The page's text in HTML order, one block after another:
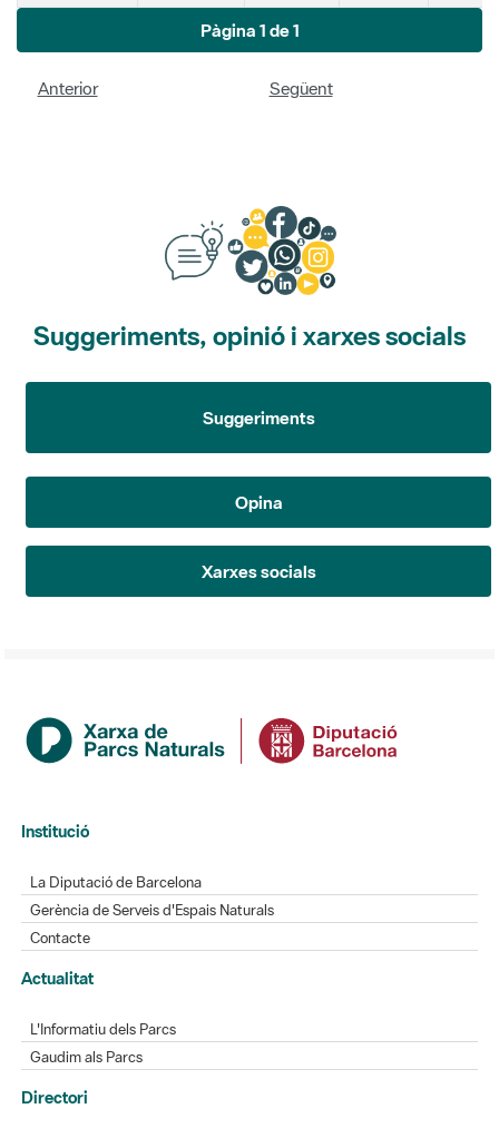
Pàgina 1 de 1
Anterior Següent
Suggeriments, opinió i xarxes socials
Suggeriments
Opina
Xarxes socials
Institució
La Diputació de Barcelona
Gerència de Serveis d'Espais Naturals
Contacte
Actualitat
L'Informatiu dels Parcs
Gaudim als Parcs
Directori